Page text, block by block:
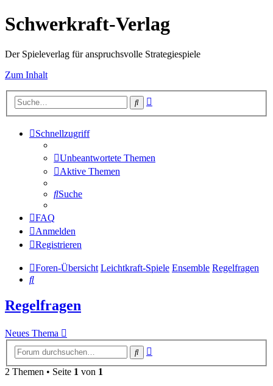
Schwerkraft-Verlag
Der Spieleverlag für anspruchsvolle Strategiespiele
Zum Inhalt
Suche
Schnellzugriff
Unbeantwortete Themen
Aktive Themen
Suche
FAQ
Anmelden
Registrieren
Foren-Übersicht Leichtkraft-Spiele Ensemble Regelfragen
Suche
Regelfragen
Neues Thema
Suche
2 Themen • Seite 1 von 1